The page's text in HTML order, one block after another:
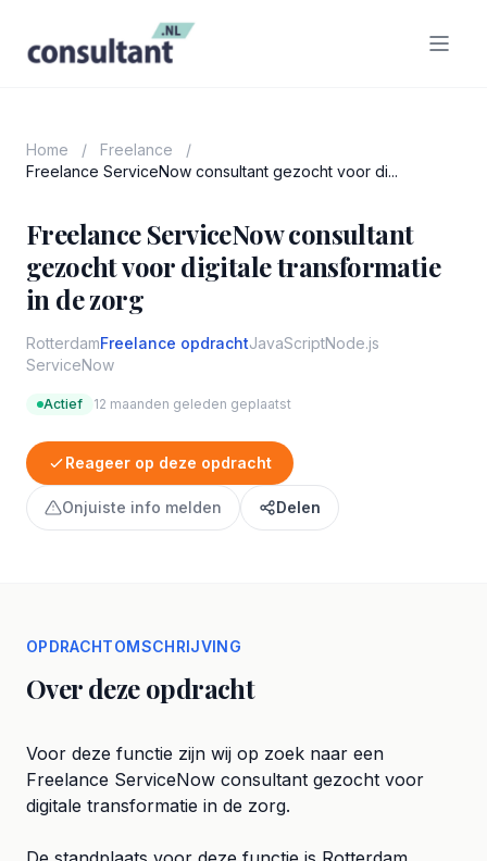
Home / Freelance
/
Freelance ServiceNow consultant gezocht voor di...
Freelance ServiceNow consultant
gezocht voor digitale transformatie
in de zorg
RotterdamFreelance opdrachtJavaScriptNode.js
ServiceNow
Actief 12 maanden geleden geplaatst
Reageer op deze opdracht
Onjuiste info melden Delen
OPDRACHTOMSCHRIJVING
Over deze opdracht
Voor deze functie zijn wij op zoek naar een
Freelance ServiceNow consultant gezocht voor
digitale transformatie in de zorg.